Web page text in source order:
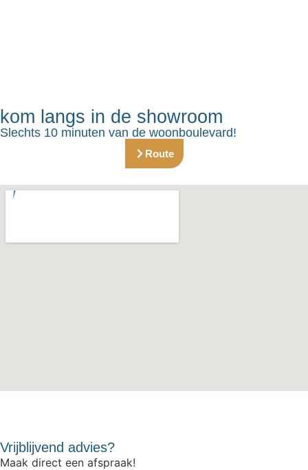
kom langs in de showroom
Slechts 10 minuten van de woonboulevard!
Route
Vrijblijvend advies?
Maak direct een afspraak!